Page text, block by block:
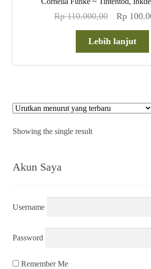
Rp110.000,00
Harga
adalah:
Rp
Lebih lanjut
Showing the single result
Akun Saya
Username
Password
Remember Me